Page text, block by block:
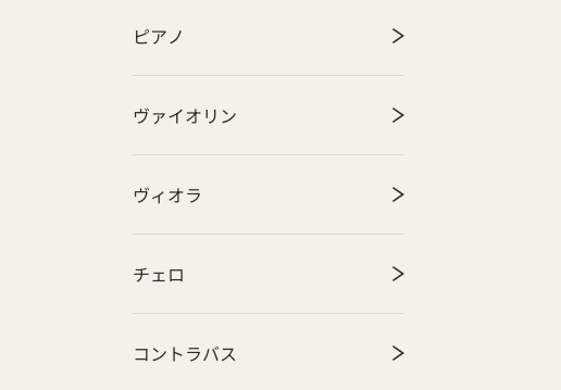
ピアノ
ヴァイオリン
ヴィオラ
チェロ
コントラバス